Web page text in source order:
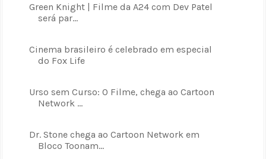
Green Knight | Filme da A24 com Dev Patel
será par...
Cinema brasileiro é celebrado em especial
do Fox Life
Urso sem Curso: O Filme, chega ao Cartoon
Network ...
Dr. Stone chega ao Cartoon Network em
Bloco Toonam...